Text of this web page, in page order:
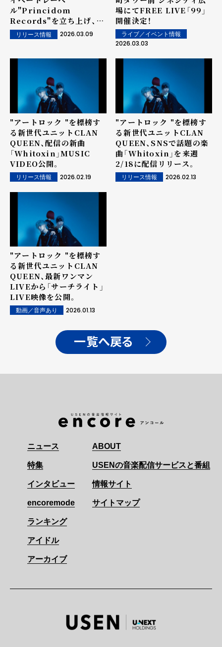
ル"Princidom
Records"を立ち上げ、
Sony Music Labelsへ
の移籍を発表。
リリース情報 2026.03.09
場にてFREE LIVE「99」
開催決定！
ライブ／イベント情報
2026.03.03
"アートロック "を標榜す
る新世代ユニットCLAN
QUEEN、配信の新曲
「Whitoxin」MUSIC
VIDEO公開。
リリース情報 2026.02.19
"アートロック "を標榜す
る新世代ユニットCLAN
QUEEN、SNSで話題の楽
曲「Whitoxin」を来週
2/18に配信リリース。
リリース情報 2026.02.13
"アートロック "を標榜す
る新世代ユニットCLAN
QUEEN、最新ワンマン
LIVEから「サーチライト」
LIVE映像を公開。
動画／音声あり 2026.01.13
一覧へ戻る
ニュース
特集
インタビュー
encoremode
ランキング
アイドル
アーカイブ
ABOUT
USENの音楽配信サービスと番組
情報サイト
サイトマップ